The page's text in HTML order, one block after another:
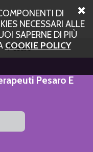
DI
NECESSARI ALLE
SAPERNE DI PIÙ
COOKIE POLICY
Pesaro
Pesaro E